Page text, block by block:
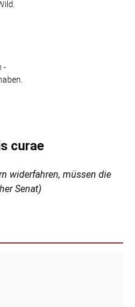
-
curae
widerfahren, müssen die
Senat)